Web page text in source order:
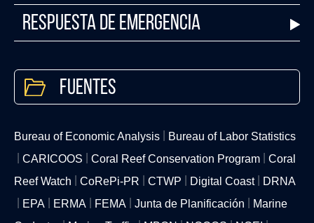
Respuesta de Emergencia
Fuentes
Bureau of Economic Analysis
Bureau of Labor Statistics
CARICOOS
Coral Reef Conservation Program
Coral
Reef Watch
CoRePi-PR CTWP Digital Coast
DRNA
EPA
ERMA FEMA Junta de Planificación
Marine